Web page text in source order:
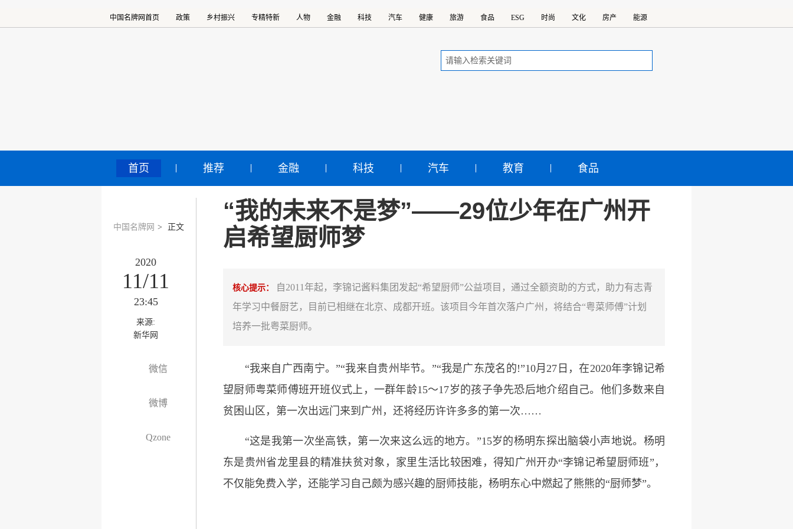
中国名牌网首页 政策 乡村振兴 专精特新 人物 金融 科技 汽车 健康 旅游 食品 ESG 时尚 文化 房产 能源
首页 推荐 金融 科技 汽车 教育 食品
中国名牌网 > 正文
2020
11/11
23:45
来源:
新华网
微信
微博
Qzone
“我的未来不是梦”——29位少年在广州开
启希望厨师梦
核心提示：
自2011年起，李锦记酱料集团发起“希望厨师”公益项目，通过全额资助的方式，助力有志青
年学习中餐厨艺，目前已相继在北京、成都开班。该项目今年首次落户广州，将结合“粤菜师傅”计划
培养一批粤菜厨师。
“我来自广西南宁。”“我来自贵州毕节。”“我是广东茂名的!”10月27日，在2020年李锦记希
望厨师粤菜师傅班开班仪式上，一群年龄15～17岁的孩子争先恐后地介绍自己。他们多数来自
贫困山区，第一次出远门来到广州，还将经历许许多多的第一次……
“这是我第一次坐高铁，第一次来这么远的地方。”15岁的杨明东探出脑袋小声地说。杨明
东是贵州省龙里县的精准扶贫对象，家里生活比较困难，得知广州开办“李锦记希望厨师班”，
不仅能免费入学，还能学习自己颇为感兴趣的厨师技能，杨明东心中燃起了熊熊的“厨师梦”。